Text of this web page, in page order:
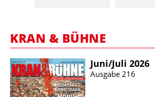
KRAN & BÜHNE
Juni/​Juli 2026
Ausgabe 216